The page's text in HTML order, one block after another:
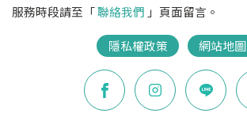
服務時段請至「聯絡我們 」頁面留言。
隱私權政策 網站地圖